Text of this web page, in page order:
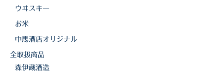
白金酒造
田崎酒造
京屋酒造
ウヰスキー
お米
中馬酒店オリジナル
全取扱商品
森伊蔵酒造